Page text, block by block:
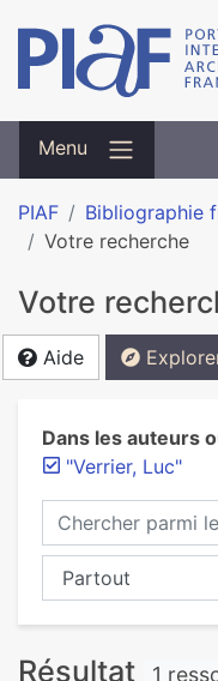
Menu
PIAF
Bibliographie
Votre recherche
Votre
Aide
Dans les auteurs
"Verrier, Luc"
Chercher parmi
Chercher dans...
Résultat 1